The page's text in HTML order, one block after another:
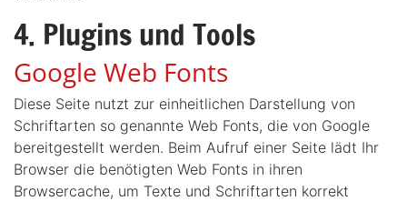
4. Plugins und Tools
Google Web Fonts
Diese Seite nutzt zur einheitlichen Darstellung von
Schriftarten so genannte Web Fonts, die von Google
bereitgestellt werden. Beim Aufruf einer Seite lädt Ihr
Browser die benötigten Web Fonts in ihren
Browsercache, um Texte und Schriftarten korrekt